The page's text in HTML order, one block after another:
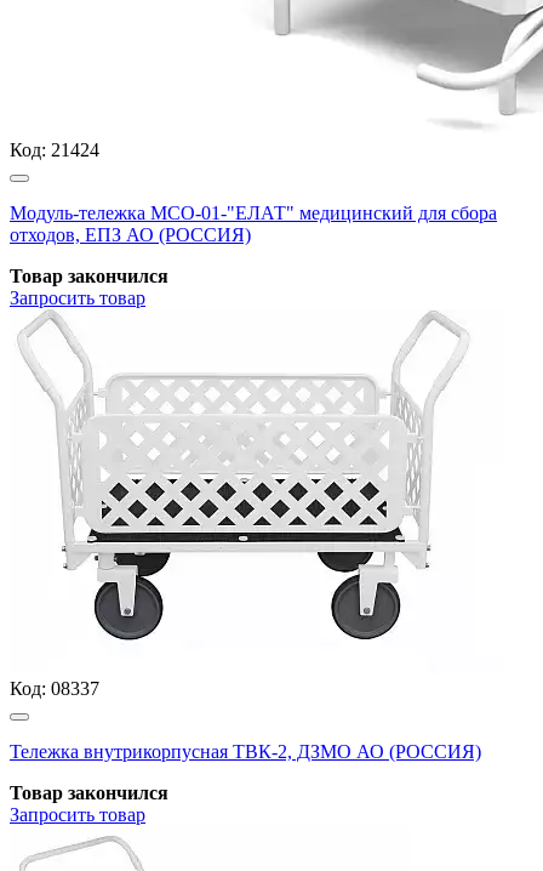
Код: 21424
Модуль-тележка МСО-01-"ЕЛАТ" медицинский для сбора
отходов, ЕПЗ АО (РОССИЯ)
Товар закончился
Запросить товар
Код: 08337
Тележка внутрикорпусная ТВК-2, ДЗМО АО (РОССИЯ)
Товар закончился
Запросить товар